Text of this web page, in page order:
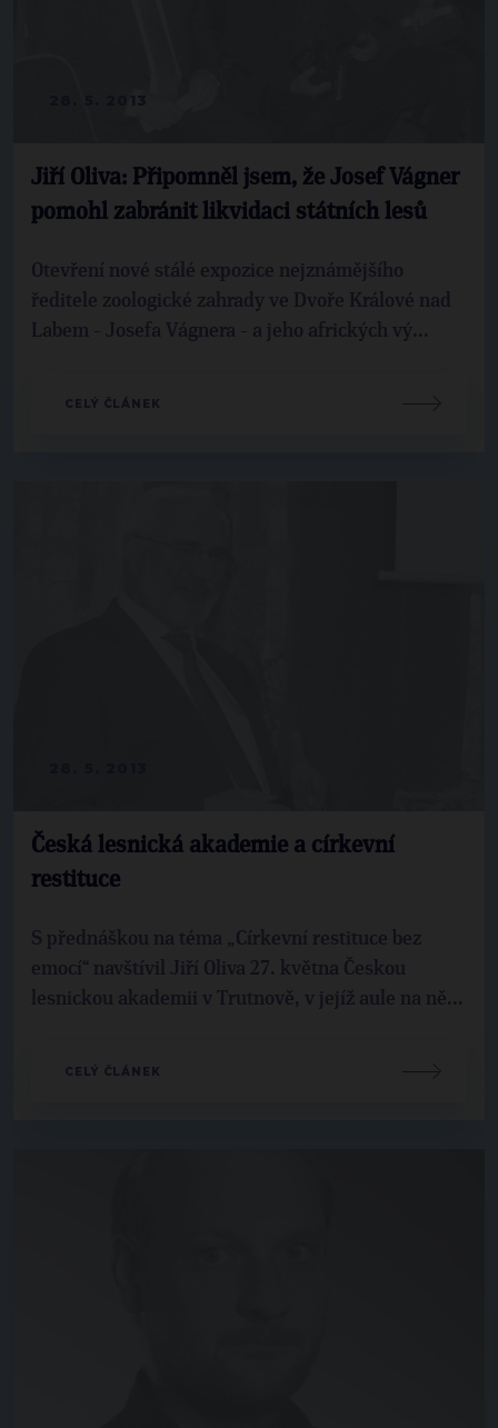
Jiří Oliva: Připomněl jsem, že Josef Vágner
pomohl zabránit likvidaci státních lesů
Otevření nové stálé expozice nejznámějšího
ředitele zoologické zahrady ve Dvoře Králové nad
Labem - Josefa Vágnera - a jeho afrických vý...
CELÝ ČLÁNEK
Česká lesnická akademie a církevní
restituce
S přednáškou na téma „Církevní restituce bez
emocí“ navštívil Jiří Oliva 27. května Českou
lesnickou akademii v Trutnově, v jejíž aule na ně...
CELÝ ČLÁNEK